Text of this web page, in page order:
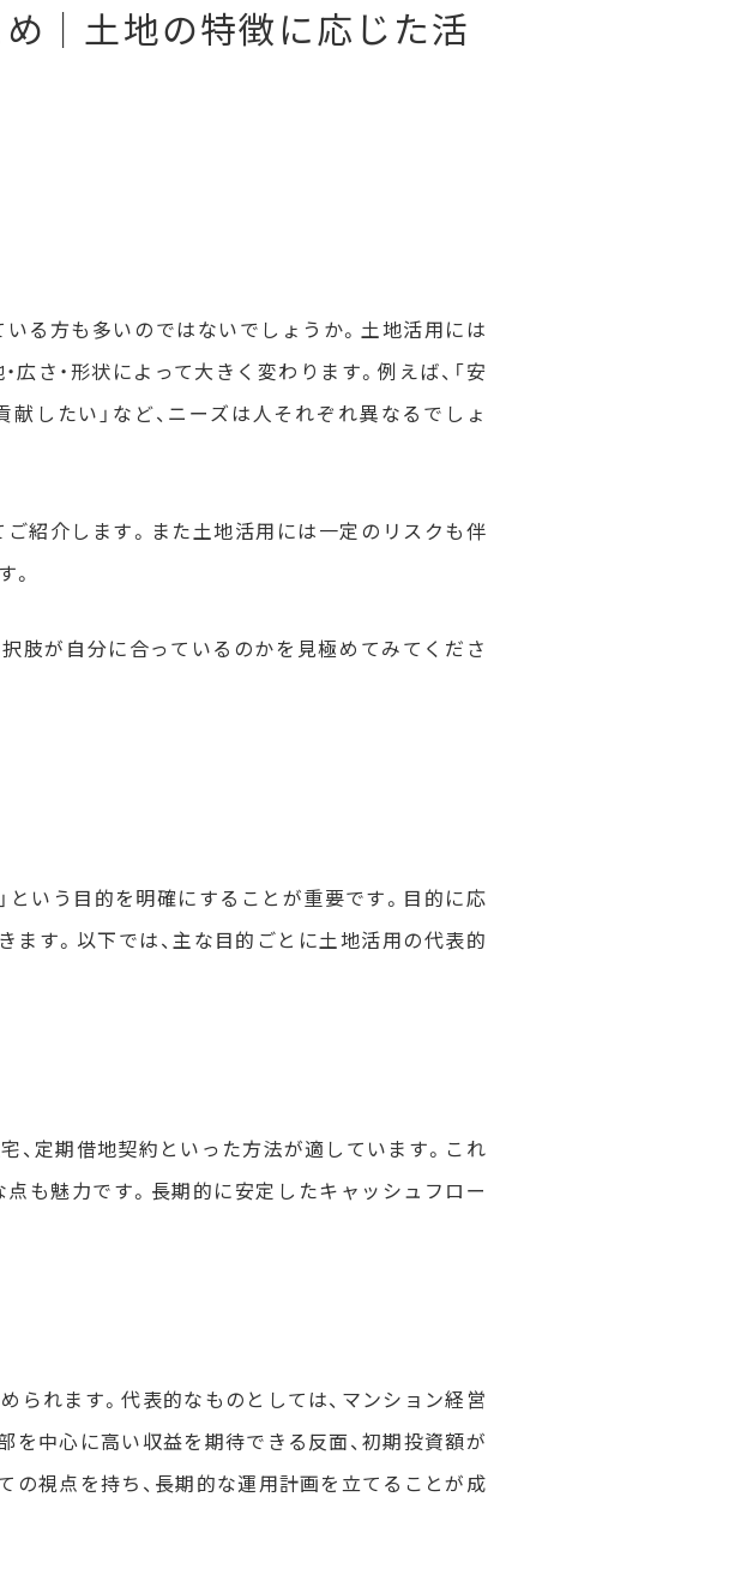
｜土地の特徴に応じた活
る方も多いのではないでしょうか。土地活用には
さ・形状によって大きく変わります。例えば、「安
献したい」など、ニーズは人それぞれ異なるでしょ
紹介します。また土地活用には一定のリスクも伴
。
肢が自分に合っているのかを見極めてみてくださ
という目的を明確にすることが重要です。目的に応
ます。以下では、主な目的ごとに土地活用の代表的
、定期借地契約といった方法が適しています。これ
も魅力です。長期的に安定したキャッシュフロー
られます。代表的なものとしては、マンション経営
を中心に高い収益を期待できる反面、初期投資額が
の視点を持ち、長期的な運用計画を立てることが成